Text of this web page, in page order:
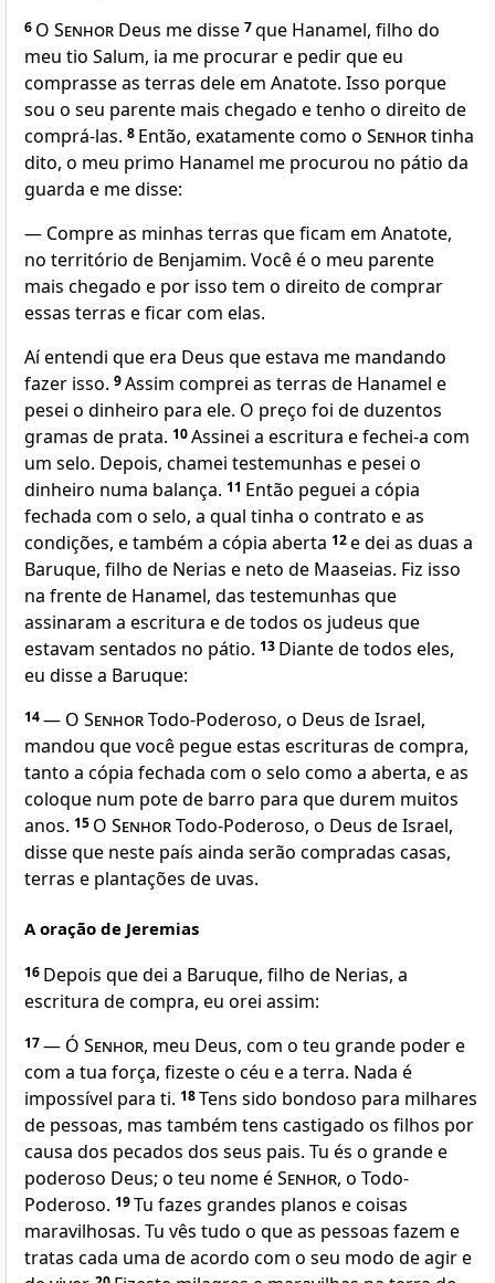
6 O Senhor Deus me disse 7que Hanamel, filho do
meu tio Salum, ia me procurar e pedir que eu
comprasse as terras dele em Anatote. Isso porque
sou o seu parente mais chegado e tenho o direito de
comprá-las. 8 Então, exatamente como o Senhortinha
dito, o meu primo Hanamel me procurou no pátio da
guarda e me disse:
— Compre as minhas terras que ficam em Anatote,
no território de Benjamim. Você é o meu parente
mais chegado e por isso tem o direito de comprar
essas terras e ficar com elas.
Aí entendi que era Deus que estava me mandando
fazer isso. 9Assim comprei as terras de Hanamel e
pesei o dinheiro para ele. O preço foi de duzentos
gramas de prata. 10Assinei a escritura e fechei-a com
um selo. Depois, chamei testemunhas e pesei o
dinheiro numa balança. 11 Então peguei a cópia
fechada com o selo, a qual tinha o contrato e as
condições, e também a cópia aberta 12e dei as duas a
Baruque, filho de Nerias e neto de Maaseias. Fiz isso
na frente de Hanamel, das testemunhas que
assinaram a escritura e de todos os judeus que
estavam sentados no pátio. 13 Diante de todos eles,
eu disse a Baruque:
14— O SenhorTodo-Poderoso, o Deus de Israel,
mandou que você pegue estas escrituras de compra,
tanto a cópia fechada com o selo como a aberta, e as
coloque num pote de barro para que durem muitos
anos. 15 O SenhorTodo-Poderoso, o Deus de Israel,
disse que neste país ainda serão compradas casas,
terras e plantações de uvas.
A oração de Jeremias
16 Depois que dei a Baruque, filho de Nerias, a
escritura de compra, eu orei assim:
17— Ó Senhor, meu Deus, com o teu grande poder e
com a tua força, fizeste o céu e a terra. Nada é
impossível para ti. 18Tens sido bondoso para milhares
de pessoas, mas também tens castigado os filhos por
causa dos pecados dos seus pais. Tu és o grande e
poderoso Deus; o teu nome éSenhor, o Todo-
Poderoso. 19Tu fazes grandes planos e coisas
maravilhosas. Tu vês tudo o que as pessoas fazem e
tratas cada uma de acordo com o seu modo de agir e